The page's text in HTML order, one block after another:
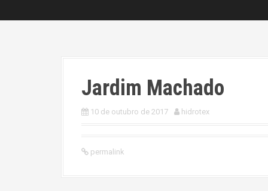
Jardim Machado
10 de outubro de 2017 hidrotex
permalink